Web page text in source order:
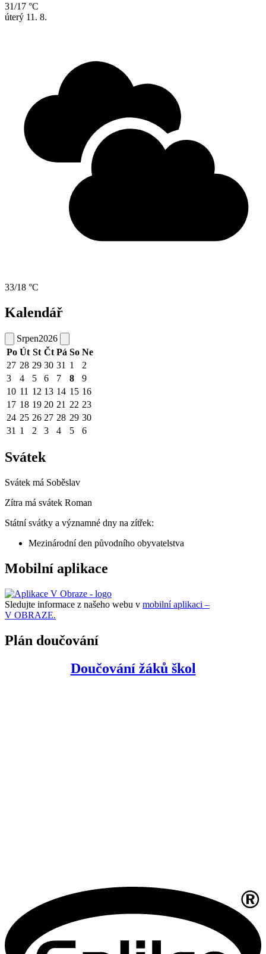
31/17 °C
úterý 11. 8.
33/18 °C
Kalendář
Srpen2026
Po Út St Čt Pá So Ne
27 28 29 30 31 1
2
3
4 5 6 7 8
9
10 11 12 13 14 15 16
17 18 19 20 21 22 23
24 25 26 27 28 29 30
31 1 2 3 4 5 6
Svátek
Svátek má Soběslav
Zítra má svátek Roman
Státní svátky a významné dny na zítřek:
Mezinárodní den původního obyvatelstva
Mobilní aplikace
Sledujte informace z našeho webu v mobilní aplikaci –
V OBRAZE.
Plán doučování
Doučování žáků škol